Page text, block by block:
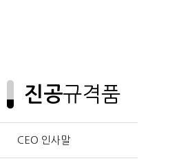
진공규격품
CEO 인사말